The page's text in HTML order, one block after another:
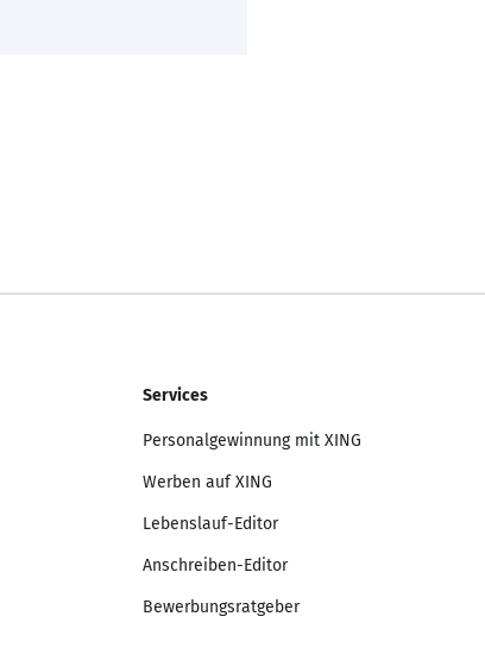
Services
Personalgewinnung mit XING
Werben auf XING
Lebenslauf-Editor
Anschreiben-Editor
Bewerbungsratgeber